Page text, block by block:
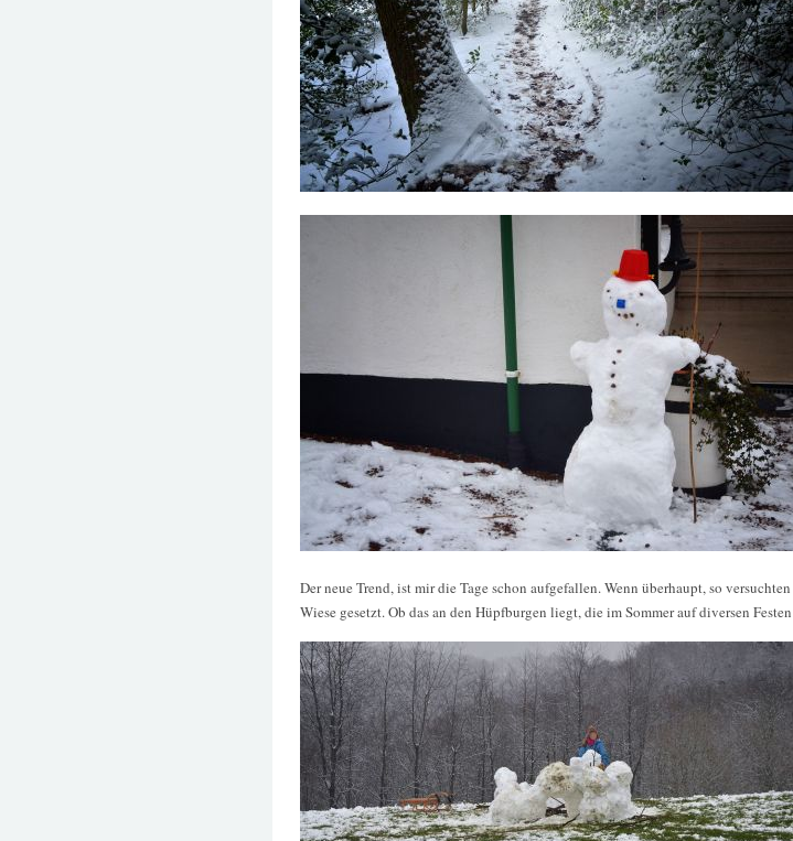
Der neue Trend, ist mir die Tage schon aufgefallen. Wenn überhaupt, so
Wiese gesetzt. Ob das an den Hüpfburgen liegt, die im Sommer auf diversen